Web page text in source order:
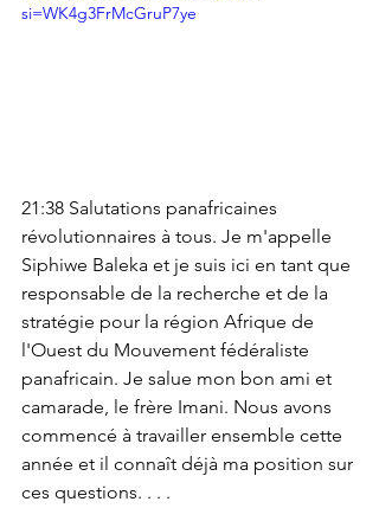
si=WK4g3FrMcGruP7ye
21:38 Salutations panafricaines
révolutionnaires à tous. Je m'appelle
Siphiwe Baleka et je suis ici en tant que
responsable de la recherche et de la
stratégie pour la région Afrique de
l'Ouest du Mouvement fédéraliste
panafricain. Je salue mon bon ami et
camarade, le frère Imani. Nous avons
commencé à travailler ensemble cette
année et il connaît déjà ma position sur
ces questions. . . .